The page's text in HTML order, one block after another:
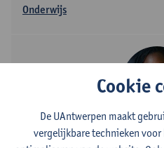
Onderwijs
Contact
Cookie
De UAntwerpen maakt
vergelijkbare technieken